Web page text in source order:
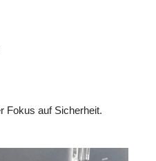
Fokus auf Sicherheit.